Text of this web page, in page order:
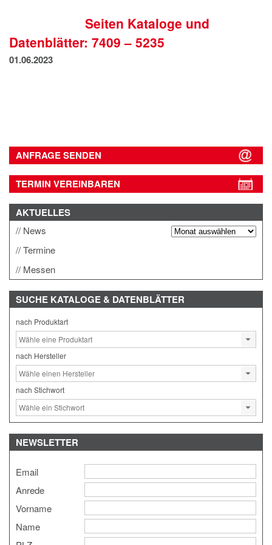
DATENSCHUTZSeiten Kataloge und
Datenblätter: 7409 – 5235
01.06.2023
ANFRAGE SENDEN
TERMIN VEREINBAREN
AKTUELLES
News
Termine
Messen
SUCHE KATALOGE & DATENBLÄTTER
nach Produktart
nach Hersteller
nach Stichwort
NEWSLETTER
Email
Anrede
Vorname
Name